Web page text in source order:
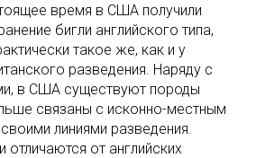
время в США получили
бигли английского типа,
такое же, как и у
разведения. Наряду с
в США существуют породы
связаны с исконно-местным
линиями разведения.
отличаются от английских